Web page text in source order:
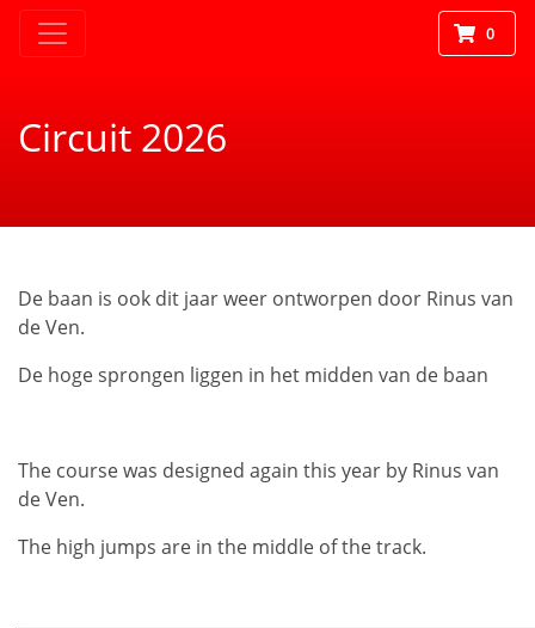
0
Circuit 2026
De baan is ook dit jaar weer ontworpen door Rinus van
de Ven.
De hoge sprongen liggen in het midden van de baan
The course was designed again this year by Rinus van
de Ven.
The high jumps are in the middle of the track.